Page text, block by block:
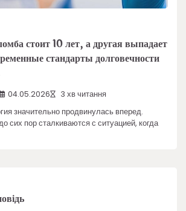
стоит 10 лет, а другая выпадает
стандарты долговечности
04.05.2026 3 хв читання
значительно продвинулась вперед.
сих пор сталкиваются с ситуацией, когда